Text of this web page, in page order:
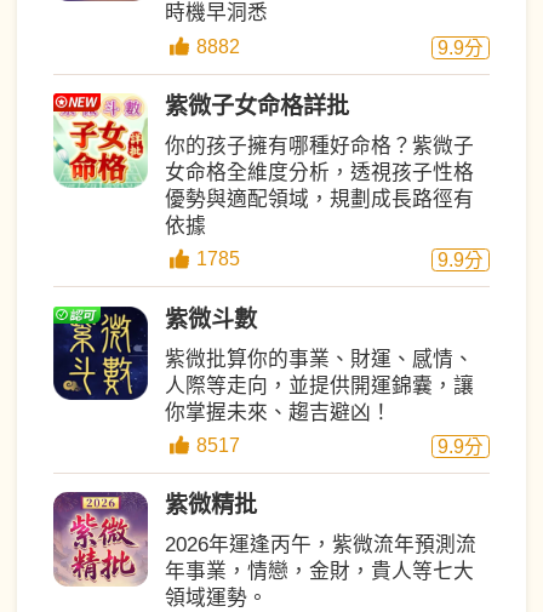
時機早洞悉
8882 9.9分
紫微子女命格詳批
你的孩子擁有哪種好命格？紫微子
女命格全維度分析，透視孩子性格
優勢與適配領域，規劃成長路徑有
依據
1785 9.9分
紫微斗數
紫微批算你的事業、財運、感情、
人際等走向，並提供開運錦囊，讓
你掌握未來、趨吉避凶！
8517 9.9分
紫微精批
2026年運逢丙午，紫微流年預測流
年事業，情戀，金財，貴人等七大
領域運勢。